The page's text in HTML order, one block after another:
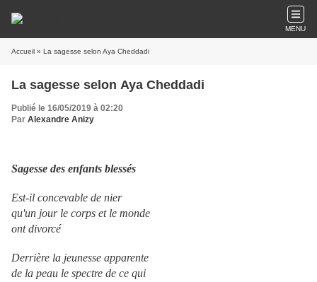
MENU
Accueil » La sagesse selon Aya Cheddadi
La sagesse selon Aya Cheddadi
Publié le 16/05/2019 à 02:20
Par Alexandre Anizy
Sagesse des enfants blessés
Est-il concevable de nier
qu'un jour le corps et le monde
ont divorcé
Derrière la jeunesse apparente
de la peau le spectre de ce qui